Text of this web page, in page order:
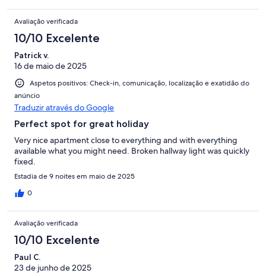
Avaliação verificada
10/10 Excelente
Patrick v.
16 de maio de 2025
Aspetos positivos: Check-in, comunicação, localização e exatidão do
anúncio
Traduzir através do Google
Perfect spot for great holiday
Very nice apartment close to everything and with everything
available what you might need. Broken hallway light was quickly
fixed.
Estadia de 9 noites em maio de 2025
0
Avaliação verificada
10/10 Excelente
Paul C.
23 de junho de 2025